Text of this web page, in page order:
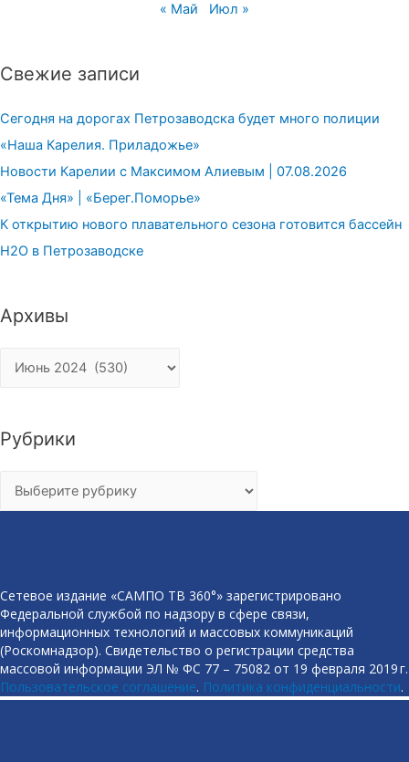
« Май Июл »
Свежие записи
Сегодня на дорогах Петрозаводска будет много полиции
«Наша Карелия. Приладожье»
Новости Карелии с Максимом Алиевым | 07.08.2026
«Тема Дня» | «Берег.Поморье»
К открытию нового плавательного сезона готовится бассейн
H2О в Петрозаводске
Архивы
Архивы
Рубрики
Рубрики
Сетевое издание «САМПО ТВ 360°» зарегистрировано
Федеральной службой по надзору в сфере связи,
информационных технологий и массовых коммуникаций
(Роскомнадзор). Свидетельство о регистрации средства
массовой информации ЭЛ № ФС 77 – 75082 от 19 февраля 2019 г.
Пользовательское соглашение. Политика конфиденциальности.